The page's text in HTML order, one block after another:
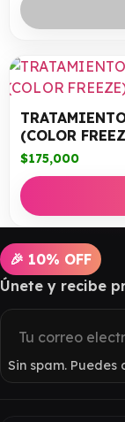
(COLOR
$175,000
🎉 10% OFF
Únete y recibe
Sin spam.